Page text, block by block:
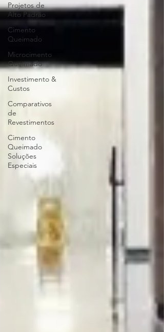
Projetos de
Alto Padrão
Cimento
Queimado
Microcimento
Queimado
Investimento &
Custos
Comparativos
de
Revestimentos
Cimento
Queimado
Soluções
Especiais